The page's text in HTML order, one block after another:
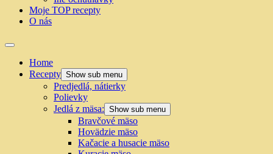
Moje TOP recepty
O nás
Home
Recepty Show sub menu
Predjedlá, nátierky
Polievky
Jedlá z mäsa: Show sub menu
Bravčové mäso
Hovädzie mäso
Kačacie a husacie mäso